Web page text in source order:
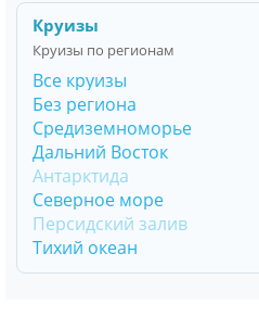
Круизы
Круизы по регионам
Все круизы
Без региона
Средиземноморье
Дальний Восток
Антарктида
Северное море
Персидский залив
Тихий океан